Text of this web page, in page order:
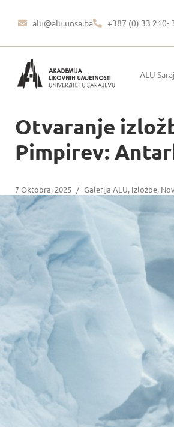
alu@alu.unsa.ba +387 (0) 33 210-
ALU
Otvaranje
Pimpirev:
7 Oktobra, 2025 / Galerija ALU, Izložbe,